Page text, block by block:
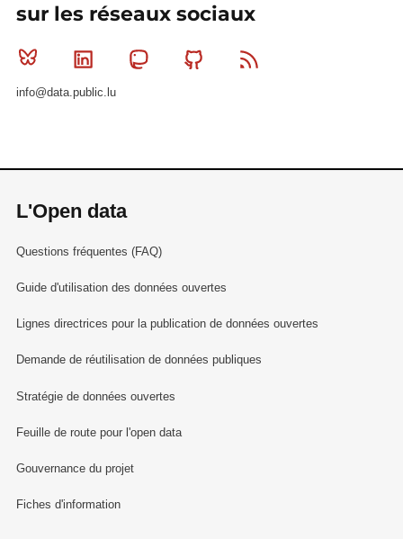
sur les réseaux sociaux
Bluesky Linkedin MastodonGithub
info@data.public.lu
L'Open data
Questions fréquentes (FAQ)
Guide d'utilisation des données ouvertes
Lignes directrices pour la publication de données ouvertes
Demande de réutilisation de données publiques
Stratégie de données ouvertes
Feuille de route pour l'open data
Gouvernance du projet
Fiches d'information